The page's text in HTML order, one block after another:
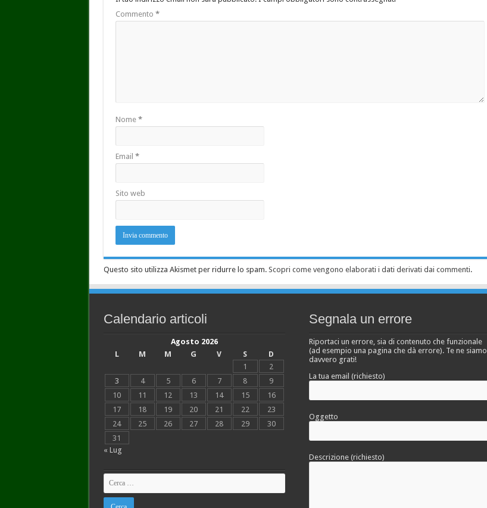
Commento *
Nome *
Email *
Sito web
Questo sito utilizza Akismet per ridurre lo spam. Scopri come vengono elaborati i dati derivati dai commenti.
Calendario articoli
Agosto 2026
L
M M G V S
D
1
2
3
4 5 6 7 8
9
10
11 12 13 14 15
16
17
18 19 20 21 22
23
24
25 26 27 28 29
30
31
« Lug
Segnala un errore
Riportaci un errore, sia di contenuto che funzionale
(ad esempio una pagina che dà errore). Te ne siamo
davvero grati!
La tua email (richiesto)
Oggetto
Descrizione (richiesto)